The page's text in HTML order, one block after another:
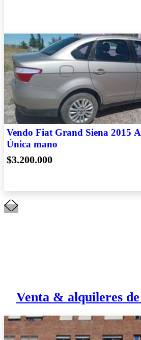
Vendo Fiat Grand Siena 2015
Única mano
$3.200.000
Venta & alquileres